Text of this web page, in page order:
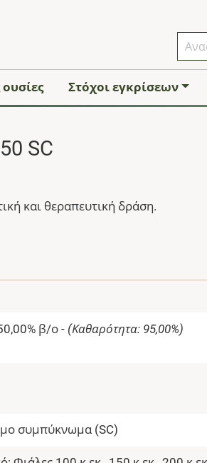
Στόχοι εγκρίσεων
SC
και θεραπευτική δράση.
β/ο - (Καθαρότητα: 95,00%)
συμπύκνωμα (SC)